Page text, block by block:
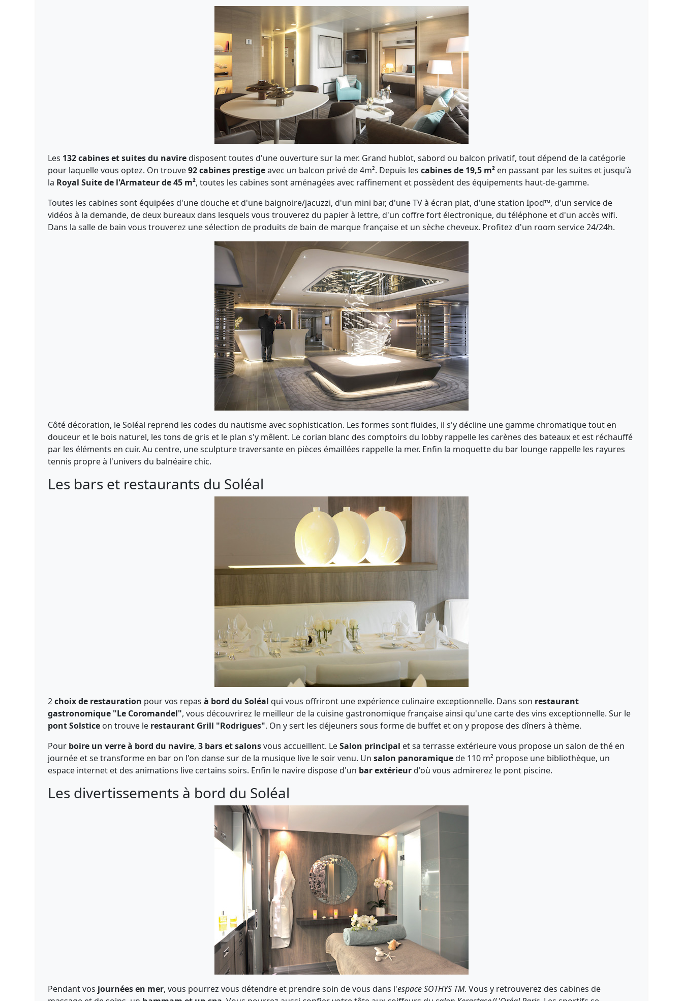
Les 132 cabines et suites du naviredisposent toutes d'une ouverture sur la mer. Grand hublot, sabord ou balcon privatif, tout dépend de la catégorie
pour laquelle vous optez. On trouve92 cabines prestigeavec un balcon privé de 4m². Depuis lescabines de 19,5 m² en passant par les suites et jusqu'à
la Royal Suite de l'Armateur de 45 m², toutes les cabines sont aménagées avec raffinement et possèdent des équipements haut-de-gamme.
Toutes les cabines sont équipées d'une douche et d'une baignoire/jacuzzi, d'un mini bar, d'une TV à écran plat, d'une station Ipod™, d'un service de
vidéos à la demande, de deux bureaux dans lesquels vous trouverez du papier à lettre, d'un coffre fort électronique, du téléphone et d'un accès wifi.
Dans la salle de bain vous trouverez une sélection de produits de bain de marque française et un sèche cheveux. Profitez d'un room service 24/24h.
Côté décoration, le Soléal reprend les codes du nautisme avec sophistication. Les formes sont fluides, il s'y décline une gamme chromatique tout en
douceur et le bois naturel, les tons de gris et le plan s'y mêlent. Le corian blanc des comptoirs du lobby rappelle les carènes des bateaux et est réchauffé
par les éléments en cuir. Au centre, une sculpture traversante en pièces émaillées rappelle la mer. Enfin la moquette du bar lounge rappelle les rayures
tennis propre à l'univers du balnéaire chic.
Les bars et restaurants du Soléal
2choix de restauration pour vos repasà bord du Soléal qui vous offriront une expérience culinaire exceptionnelle. Dans son restaurant
gastronomique "Le Coromandel", vous découvrirez le meilleur de la cuisine gastronomique française ainsi qu'une carte des vins exceptionnelle. Sur le
pont Solstice on trouve le restaurant Grill "Rodrigues". On y sert les déjeuners sous forme de buffet et on y propose des dîners à thème.
Pour boire un verre à bord du navire,3 bars et salonsvous accueillent. LeSalon principal et sa terrasse extérieure vous propose un salon de thé en
journée et se transforme en bar on l'on danse sur de la musique live le soir venu. Unsalon panoramiquede 110 m² propose une bibliothèque, un
espace internet et des animations live certains soirs. Enfin le navire dispose d'un bar extérieurd'où vous admirerez le pont piscine.
Les divertissements à bord du Soléal
Pendant vos journées en mer, vous pourrez vous détendre et prendre soin de vous dans l'espace SOTHYS TM. Vous y retrouverez des cabines de